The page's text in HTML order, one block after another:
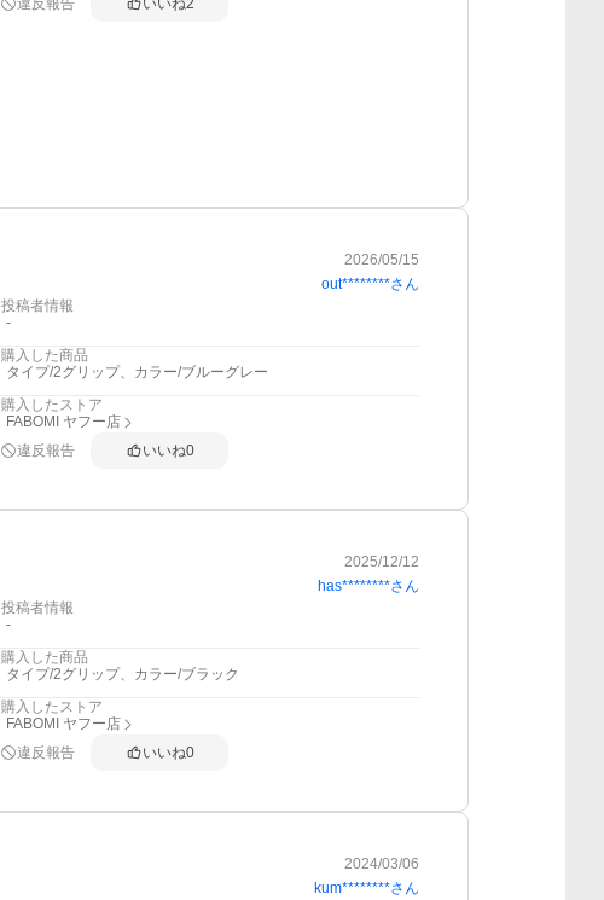
違反報告
いいね2
2026/05/15
out********さん
投稿者情報
-
購入した商品
タイプ/2グリップ、カラー/ブルーグレー
購入したストア
FABOMI ヤフー店
違反報告
いいね0
2025/12/12
has********さん
投稿者情報
-
購入した商品
タイプ/2グリップ、カラー/ブラック
購入したストア
FABOMI ヤフー店
違反報告
いいね0
2024/03/06
kum********さん